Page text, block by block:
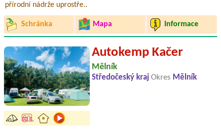
přírodní nádrže uprostře..
Schránka Mapa Informace
Autokemp Kačer
Mělník
Středočeský kraj Okres Mělník